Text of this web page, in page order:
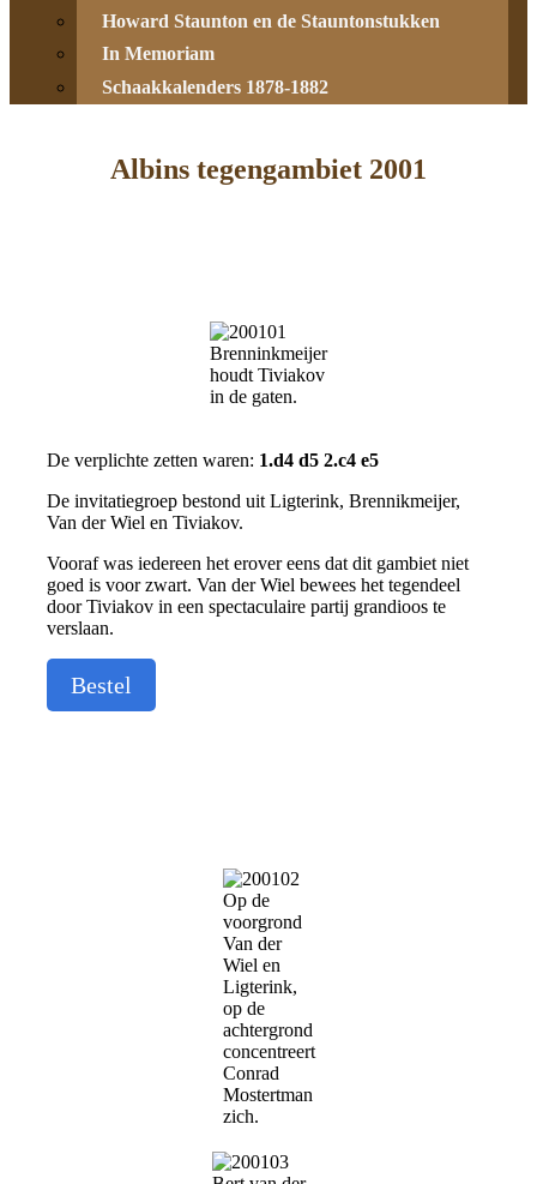
Howard Staunton en de Stauntonstukken
In Memoriam
Schaakkalenders 1878-1882
Albins tegengambiet 2001
Brenninkmeijer
houdt Tiviakov
in de gaten.
De verplichte zetten waren: 1.d4 d5 2.c4 e5
De invitatiegroep bestond uit Ligterink, Brennikmeijer,
Van der Wiel en Tiviakov.
Vooraf was iedereen het erover eens dat dit gambiet niet
goed is voor zwart. Van der Wiel bewees het tegendeel
door Tiviakov in een spectaculaire partij grandioos te
verslaan.
Bestel
Op de
voorgrond
Van der
Wiel en
Ligterink,
op de
achtergrond
concentreert
Conrad
Mostertman
zich.